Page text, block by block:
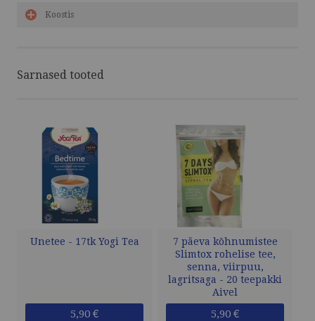
Koostis
Sarnased tooted
Unetee - 17tk Yogi Tea
5,90 €
7 päeva kõhnumistee
Slimtox rohelise tee,
senna, viirpuu,
lagritsaga - 20 teepakki
Aivel
5,90 €